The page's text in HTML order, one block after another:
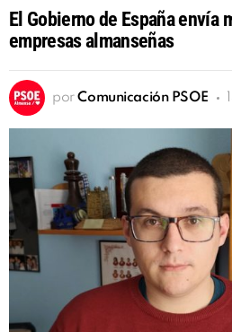
El Gobierno de España envía
empresas almanseñas
por Comunicación PSOE